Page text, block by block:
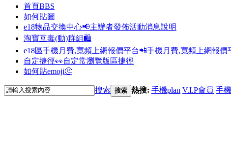
首頁BBS
如何貼圖
e18物品交換中心📢主辦者發佈活動消息說明
淘寶互毒(動)群組🛍️
e18區手機月費,寬頻上網報價平台📲手機月費,寬頻上網報價
自定捷徑👀自定常瀏覽版區捷徑
如何貼emoji🤔
搜索 搜索 熱搜: 手機plan V.I.P會員 手